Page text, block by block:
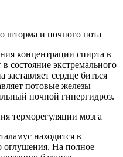
шторма и ночного пота
концентрации спирта в
состояние экстремального
сердце биться
потовые железы
ночной гипергидроз.
терморегуляции мозга
находится в
оглушения. На полное